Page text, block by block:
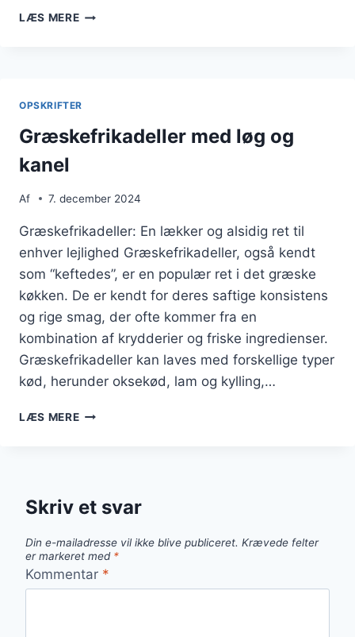
LÆS MEREGRÆSKEFRIKADELLER
OPSKRIFTER
Græskefrikadeller med løg og
kanel
Af 7. december 2024
Græskefrikadeller: En lækker og alsidig ret til
enhver lejlighed Græskefrikadeller, også kendt
som “keftedes”, er en populær ret i det græske
køkken. De er kendt for deres saftige konsistens
og rige smag, der ofte kommer fra en
kombination af krydderier og friske ingredienser.
Græskefrikadeller kan laves med forskellige typer
kød, herunder oksekød, lam og kylling,…
LÆS MEREGRÆSKEFRIKADELLER
Skriv et svar
Din e-mailadresse vil ikke blive publiceret. Krævede felter
er markeret med *
Kommentar *